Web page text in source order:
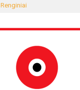
Renginiai